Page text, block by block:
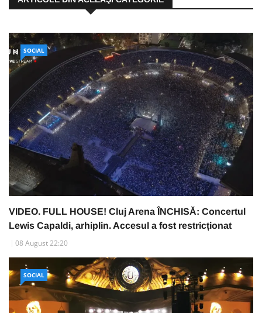
SOCIAL
VIDEO. FULL HOUSE! Cluj Arena ÎNCHISĂ: Concertul
Lewis Capaldi, arhiplin. Accesul a fost restricționat
08 August 22:20
SOCIAL